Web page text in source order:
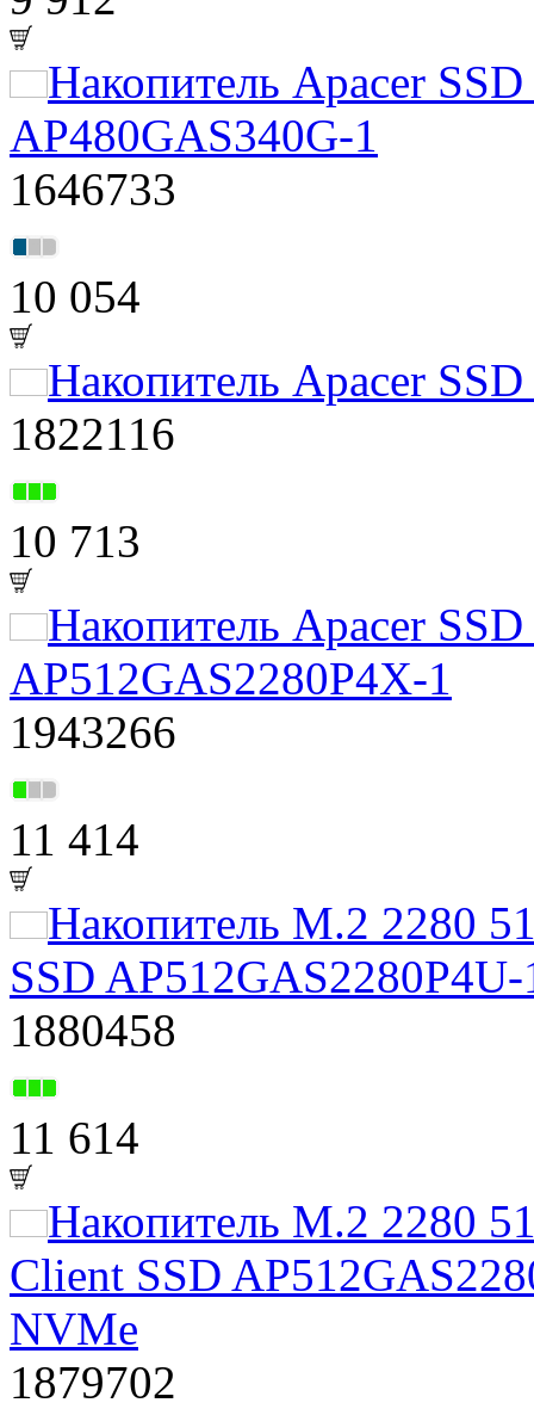
Накопитель Apacer
AP480GAS340G-1
1646733
10 054
Накопитель Apacer
1822116
10 713
Накопитель Apacer
AP512GAS2280P4X-1
1943266
11 414
Накопитель M.2 2280
SSD
1880458
11 614
Накопитель M.2 2280
Client SSD
NVMe
1879702